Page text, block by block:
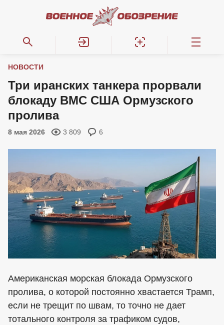
НОВОСТИ
Три иранских танкера прорвали
блокаду ВМС США Ормузского
пролива
8 мая 2026 3 809 6
Американская морская блокада Ормузского
пролива, о которой постоянно хвастается Трамп,
если не трещит по швам, то точно не дает
тотального контроля за трафиком судов,